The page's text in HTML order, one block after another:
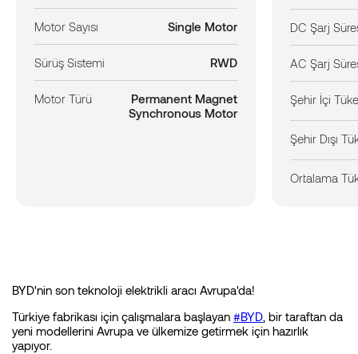
Motor Sayısı Single Motor
Sürüş Sistemi RWD
Motor Türü
Permanent Magnet
Synchronous Motor
DC Şarj
AC Şarj
Şehir İçi
Şehir Dışı
Ortalama
BYD'nin son teknoloji elektrikli aracı Avrupa'da!
Türkiye fabrikası için çalışmalara başlayan #BYD , bir taraftan da
yeni modellerini Avrupa ve ülkemize getirmek için hazırlık
yapıyor.